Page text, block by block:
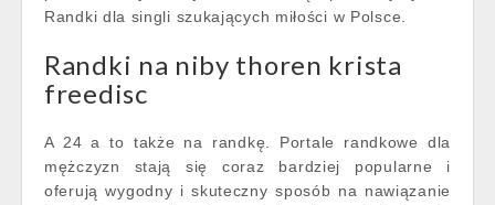
Randki dla singli szukających miłości w Polsce.
Randki na niby thoren krista
freedisc
A 24 a to także na randkę. Portale randkowe dla
mężczyzn stają się coraz bardziej popularne i
oferują wygodny i skuteczny sposób na nawiązanie